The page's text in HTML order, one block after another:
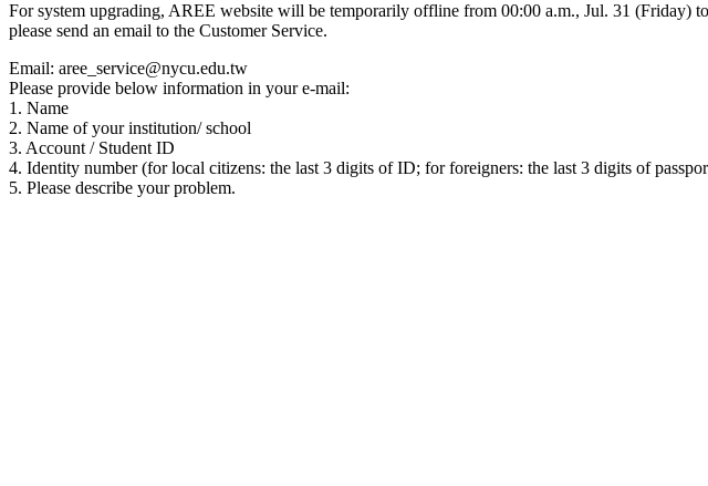
For system upgrading, AREE website will be temporarily offline from 00:00 a.m., Jul. 31
please send an email to the Customer Service.
Email: aree_service@nycu.edu.tw
Please provide below information in your e-mail:
1. Name
2. Name of your institution/ school
3. Account / Student ID
4. Identity number (for local citizens: the last 3 digits of ID; for foreigners: the last 3 digits of
5. Please describe your problem.